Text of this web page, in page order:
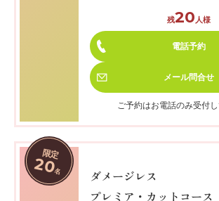
残20人様
電話予約
メール問合せ
ご予約はお電話のみ受付
限定
20名
ダメージレス
プレミア・カットコース